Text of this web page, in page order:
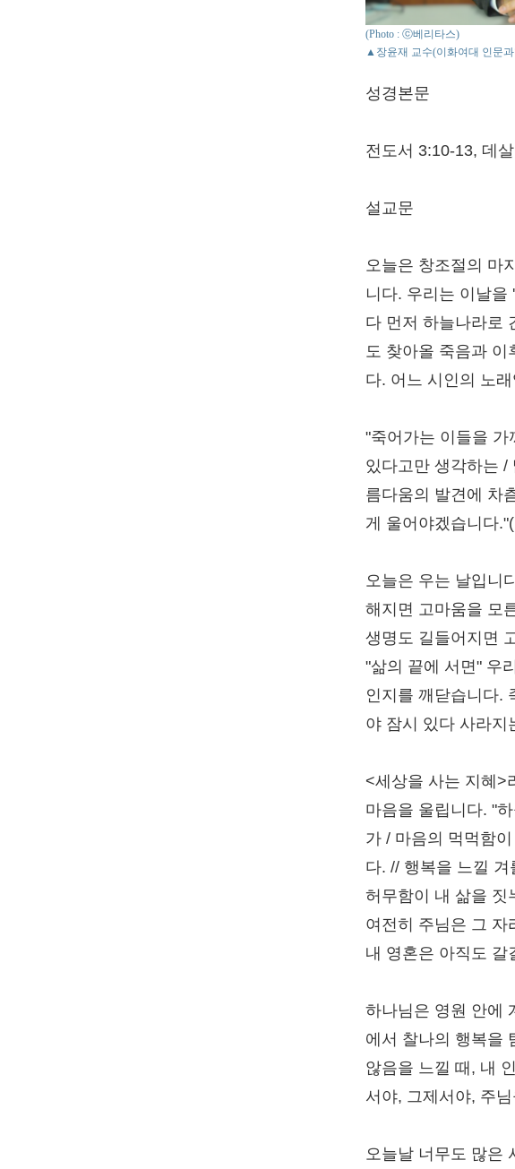
(Photo : ⓒ베리타스)
▲장윤재 교수(이화여대 인문
성경본문
전도서 3:10-13, 데
설교문
오늘은 창조절의 마
니다. 우리는 이날을
다 먼저 하늘나라로
도 찾아올 죽음과
다. 어느 시인의 노
"죽어가는 이들을 가
있다고만 생각하는 /
름다움의 발견에 차
게 울어야겠습니다
오늘은 우는 날입니
해지면 고마움을 모
생명도 길들어지면
"삶의 끝에 서면" 우
인지를 깨닫습니다.
야 잠시 있다 사라지
<세상을 사는 지혜>
마음을 울립니다. "
가 / 마음의 먹먹함
다. // 행복을 느낄
허무함이 내 삶을 짓
여전히 주님은 그 자
내 영혼은 아직도 갈
하나님은 영원 안에
에서 찰나의 행복을
않음을 느낄 때, 내
서야, 그제서야, 주
오늘날 너무도 많은